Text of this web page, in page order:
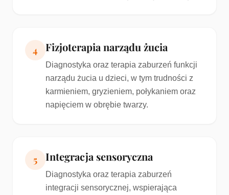
4 Fizjoterapia narządu żucia
Diagnostyka oraz terapia zaburzeń funkcji
narządu żucia u dzieci, w tym trudności z
karmieniem, gryzieniem, połykaniem oraz
napięciem w obrębie twarzy.
5 Integracja sensoryczna
Diagnostyka oraz terapia zaburzeń
integracji sensorycznej, wspierająca